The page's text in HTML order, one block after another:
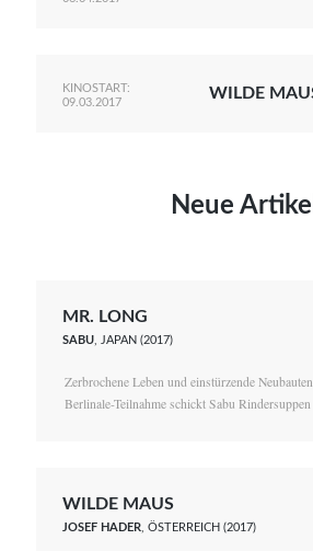
KINOSTART:
09.03.2017
WILDE
Neue Artikel
MR. LONG
SABU , JAPAN (2017)
Zerbrochene Leben und einstürzende
Berlinale-Teilnahme schickt Sabu
WILDE MAUS
JOSEF HADER, ÖSTERREICH (2017)